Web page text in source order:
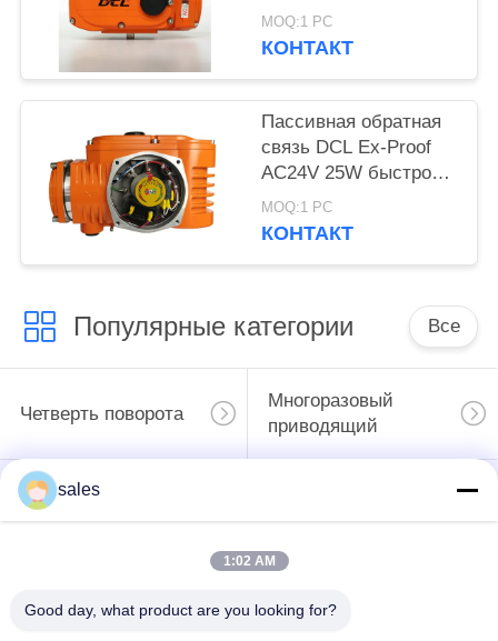
исполнитель ExdIICT4
IP68
MOQ:1 PC
КОНТАКТ
Пассивная обратная
связь DCL Ex-Proof
AC24V 25W быстро
открытый приводы
MOQ:1 PC
КОНТАКТ
Популярные категории Все
Четверть поворота
Многоразовый
приводящий
Взрывозащитный
электрический
электрический
Неисправность
sales
1:02 AM
Good day, what product are you looking for?